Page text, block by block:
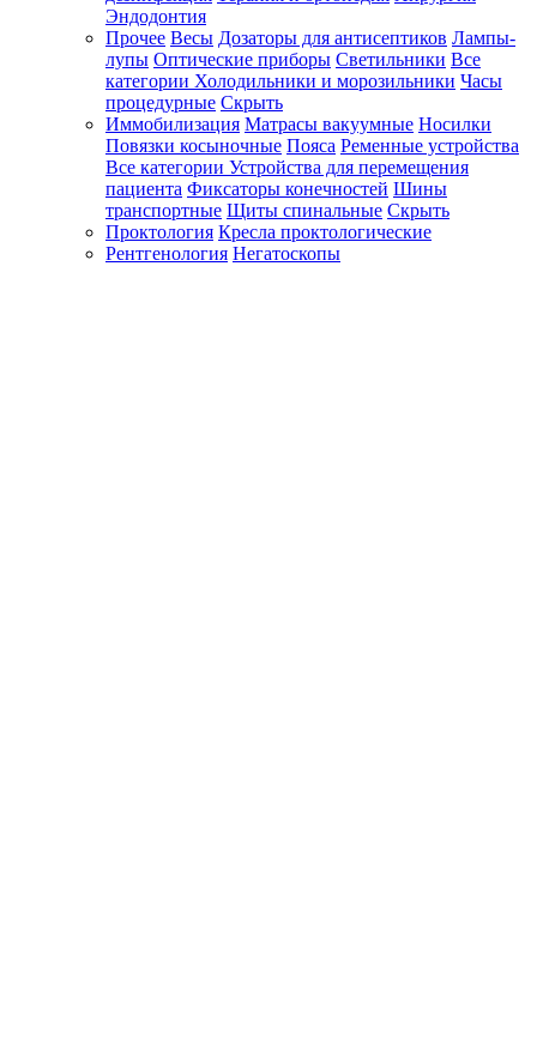
Эндодонтия
Прочее Весы Дозаторы для антисептиков Лампы-
лупы Оптические приборы Светильники Все
категории Холодильники и морозильники Часы
процедурные Скрыть
Иммобилизация Матрасы вакуумные Носилки
Повязки косыночные Пояса Ременные устройства
Все категории Устройства для перемещения
пациента Фиксаторы конечностей Шины
транспортные Щиты спинальные Скрыть
Проктология Кресла проктологические
Рентгенология Негатоскопы